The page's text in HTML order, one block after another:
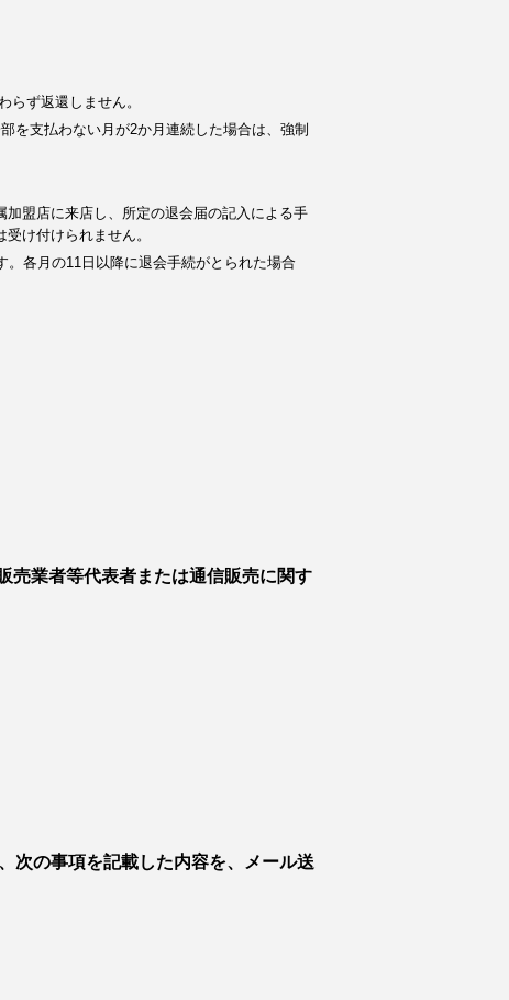
ず返還しません。
を支払わない月が2か月連続した場合は、強制
盟店に来店し、所定の退会届の記入による手
け付けられません。
各月の11日以降に退会手続がとられた場合
売業者等代表者または通信販売に関す
次の事項を記載した内容を、メール送